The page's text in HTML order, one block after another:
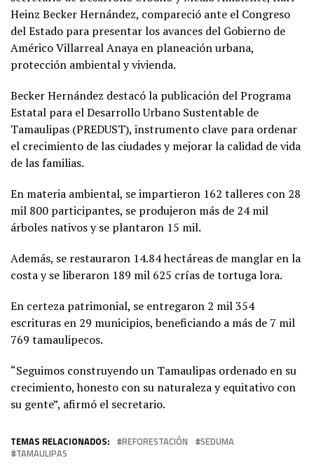
Heinz Becker Hernández, compareció ante el Congreso
del Estado para presentar los avances del Gobierno de
Américo Villarreal Anaya en planeación urbana,
protección ambiental y vivienda.
Becker Hernández destacó la publicación del Programa
Estatal para el Desarrollo Urbano Sustentable de
Tamaulipas (PREDUST), instrumento clave para ordenar
el crecimiento de las ciudades y mejorar la calidad de vida
de las familias.
En materia ambiental, se impartieron 162 talleres con 28
mil 800 participantes, se produjeron más de 24 mil
árboles nativos y se plantaron 15 mil.
Además, se restauraron 14.84 hectáreas de manglar en la
costa y se liberaron 189 mil 625 crías de tortuga lora.
En certeza patrimonial, se entregaron 2 mil 354
escrituras en 29 municipios, beneficiando a más de 7 mil
769 tamaulipecos.
“Seguimos construyendo un Tamaulipas ordenado en su
crecimiento, honesto con su naturaleza y equitativo con
su gente”, afirmó el secretario.
TEMAS RELACIONADOS: REFORESTACIÓN
SEDUMA
TAMAULIPAS